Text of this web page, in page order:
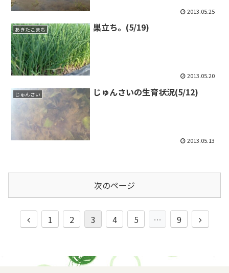
2013.05.25
あきたこまち 巣立ち。(5/19)
2013.05.20
じゅんさい じゅんさいの生育状況(5/12)
2013.05.13
次のページ
前
1 2 3 4 5 … 9
次